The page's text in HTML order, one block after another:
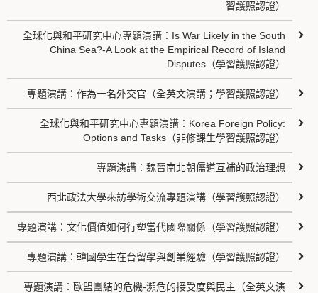
習護照認證）
全球化與和平研究中心專題演講：Is War Likely in the South
China Sea?-A Look at the Empirical Record of Island
Disputes（學習護照認證）
專題演講：作為一名外交官（全英文演講；學習護照認證）
全球化與和平研究中心專題演講：Korea Foreign Policy:
Options and Tasks（非修課生學習護照認證）
專題演講：魏晉南北朝儒道互補的政治理想
西北政法大學來訪學術交流專題演講（學習護照認證）
專題演講：文化價值如何行塑當代國際關係（學習護照認證）
專題演講：韓國學生在台留學與創業經驗（學習護照認證）
專題演講：歐盟團結的危機-瀕危的接受度與民主（全英文演